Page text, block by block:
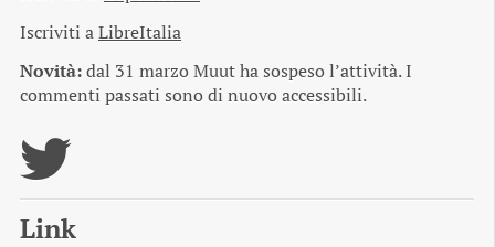
Iscriviti aLibreItalia
Novità:dal 31 marzo Muut ha sospeso l’attività. I
commenti passati sono di nuovo accessibili.
Link